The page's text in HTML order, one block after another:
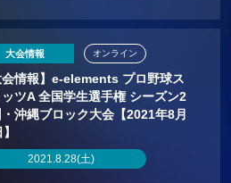
大会情報
会情報】e-elements プロ野球ス
ッツA 全国学生選手権 シーズン2
沖縄ブロック大会【2021年8月
2021.8.28(土)
オンライン